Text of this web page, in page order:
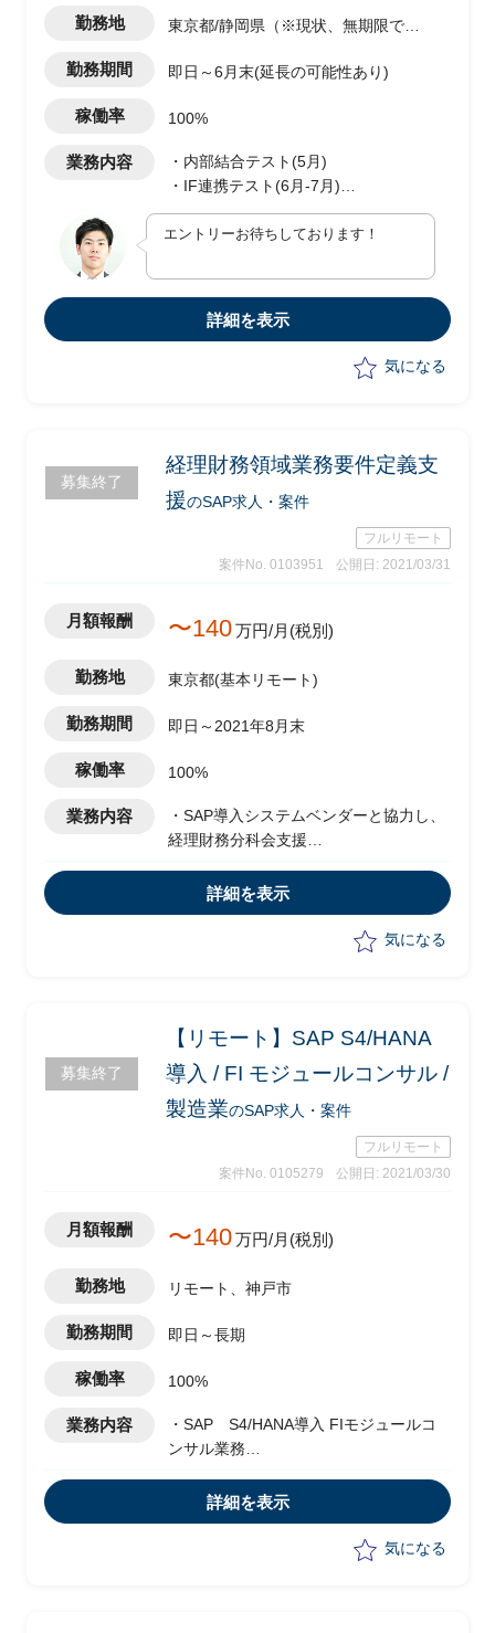
勤務地
東京都/静岡県（※現状、無期限で完
勤務期間 即日～6月末(延長の可能性あり)
稼働率 100%
業務内容
・内部結合テスト(5月)
・IF連携テスト(6月-7月)
・統合テスト(8月-10月)に関する
S4HANAテスト実施、一次障害切り分け
エントリーお待ちしております！
詳細を表示
気になる
募集終了
経理財務領域業務要件定義支
援のSAP求人・案件
フルリモート
案件No. 0103951
公開日: 2021/03/31
月額報酬 〜140万円/月(税別)
勤務地 東京都(基本リモート)
勤務期間 即日～2021年8月末
稼働率 100%
業務内容
・SAP導入システムベンダーと協力し、
経理財務分科会支援
・クライアント経理部支援
詳細を表示
気になる
募集終了
【リモート】SAP S4/HANA
導入 / FI モジュールコンサル /
製造業のSAP求人・案件
フルリモート
案件No. 0105279
公開日: 2021/03/30
月額報酬 〜140万円/月(税別)
勤務地 リモート、神戸市
勤務期間 即日～長期
稼働率 100%
業務内容
・SAP S4/HANA導入 FIモジュールコ
ンサル業務
検討と共有
・SAP主要マスタ標準化方針および標準
化マスタ・コード定義の更新
詳細を表示
気になる